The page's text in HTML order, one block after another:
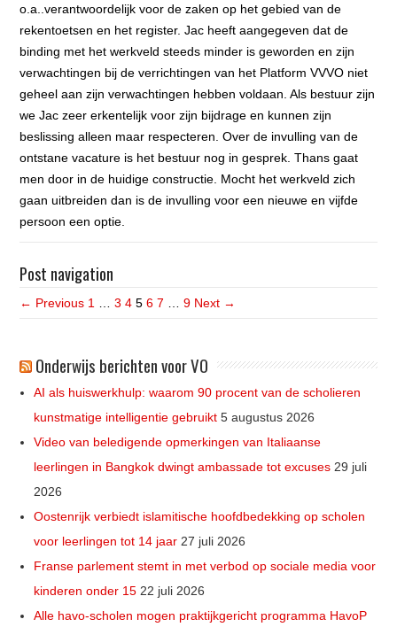
o.a..verantwoordelijk voor de zaken op het gebied van de
rekentoetsen en het register. Jac heeft aangegeven dat de
binding met het werkveld steeds minder is geworden en zijn
verwachtingen bij de verrichtingen van het Platform VVVO niet
geheel aan zijn verwachtingen hebben voldaan. Als bestuur zijn
we Jac zeer erkentelijk voor zijn bijdrage en kunnen zijn
beslissing alleen maar respecteren. Over de invulling van de
ontstane vacature is het bestuur nog in gesprek. Thans gaat
men door in de huidige constructie. Mocht het werkveld zich
gaan uitbreiden dan is de invulling voor een nieuwe en vijfde
persoon een optie.
Post navigation
← Previous 1 3 4 5 6 7 9 Next →
Onderwijs berichten voor VO
AI als huiswerkhulp: waarom 90 procent van de scholieren
kunstmatige intelligentie gebruikt 5 augustus 2026
Video van beledigende opmerkingen van Italiaanse
leerlingen in Bangkok dwingt ambassade tot excuses 29 juli
2026
Oostenrijk verbiedt islamitische hoofdbedekking op scholen
voor leerlingen tot 14 jaar 27 juli 2026
Franse parlement stemt in met verbod op sociale media voor
kinderen onder 15 22 juli 2026
Alle havo-scholen mogen praktijkgericht programma HavoP